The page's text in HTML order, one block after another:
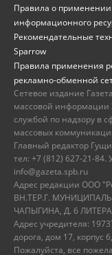
Правила о применении
информационного
Рекомендательные
Sparrow
Правила применения
рекламно-обменной
Сетевое издание
массовой
службой по надзору в
массовых
Главный редактор
тел: +7 (812) 627-21-
info@gazeta.spb.ru
Адрес редакции ООО
ВН.ТЕР.Г.
ЧАПЫГИНА, Д. 6
Адрес учредителя:
дорога, дом 17, корпус
Пожалуйста, все